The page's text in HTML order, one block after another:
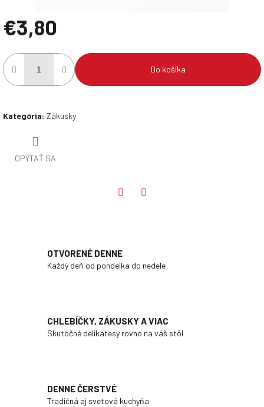
€3,80
cena:
Do košíka
Kategória: Zákusky
OPÝTAŤ SA
OTVORENÉ DENNE
Každý deň od pondelka do nedele
CHLEBÍČKY, ZÁKUSKY A VIAC
Skutočné delikatesy rovno na váš stôl
DENNE ČERSTVÉ
Tradičná aj svetová kuchyňa